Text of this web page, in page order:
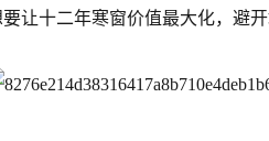
让十二年寒窗价值最大化，避